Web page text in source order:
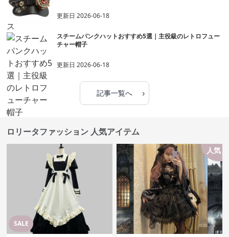
更新日2026-06-18
スチームパンクハットおすすめ5選｜主役級のレトロフュー
チャー帽子
更新日2026-06-18
記事一覧へ ›
ロリータファッション 人気アイテム
SALE
人気